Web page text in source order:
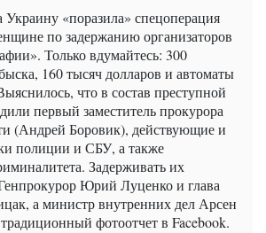
«поразила» спецоперация
по задержанию организаторов
Только вдумайтесь: 300
160 тысяч долларов и автоматы
что в состав преступной
первый заместитель прокурора
(Андрей Боровик), действующие и
полиции и СБУ, а также
Задерживать их
Юрий Луценко и глава
а министр внутренних дел Арсен
фотоотчет в Facebook.